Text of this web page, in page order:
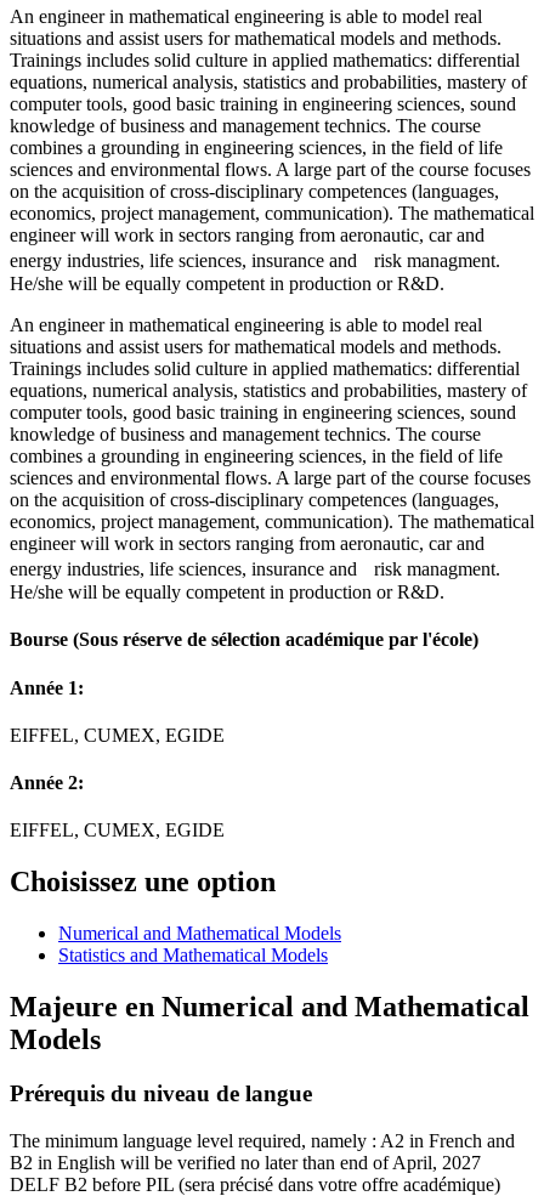
An engineer in mathematical engineering is able to model real
situations and assist users for mathematical models and methods.
Trainings includes solid culture in applied mathematics: differential
equations, numerical analysis, statistics and probabilities, mastery of
computer tools, good basic training in engineering sciences, sound
knowledge of business and management technics. The course
combines a grounding in engineering sciences, in the field of life
sciences and environmental flows. A large part of the course focuses
on the acquisition of cross-disciplinary competences (languages,
economics, project management, communication). The mathematical
engineer will work in sectors ranging from aeronautic, car and
energy industries, life sciences, insurance and risk managment.
He/she will be equally competent in production or R&D.
An engineer in mathematical engineering is able to model real
situations and assist users for mathematical models and methods.
Trainings includes solid culture in applied mathematics: differential
equations, numerical analysis, statistics and probabilities, mastery of
computer tools, good basic training in engineering sciences, sound
knowledge of business and management technics. The course
combines a grounding in engineering sciences, in the field of life
sciences and environmental flows. A large part of the course focuses
on the acquisition of cross-disciplinary competences (languages,
economics, project management, communication). The mathematical
engineer will work in sectors ranging from aeronautic, car and
energy industries, life sciences, insurance and risk managment.
He/she will be equally competent in production or R&D.
Bourse (Sous réserve de sélection académique par l'école)
Année 1:
EIFFEL, CUMEX, EGIDE
Année 2:
EIFFEL, CUMEX, EGIDE
Choisissez une option
Numerical and Mathematical Models
Statistics and Mathematical Models
Majeure en Numerical and Mathematical
Models
Prérequis du niveau de langue
The minimum language level required, namely : A2 in French and
B2 in English will be verified no later than end of April, 2027
DELF B2 before PIL (sera précisé dans votre offre académique)